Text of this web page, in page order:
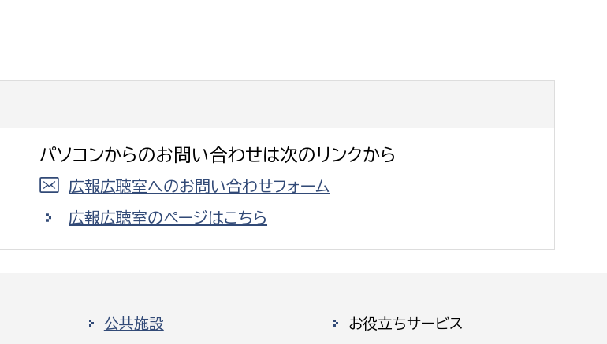
パソコンからのお問い合わせは次のリンクから
広報広聴室へのお問い合わせフォーム
広報広聴室のページはこちら
公共施設
お役立ちサービス